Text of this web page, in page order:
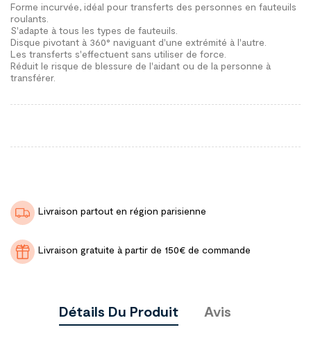
Forme incurvée, idéal pour transferts des personnes en fauteuils
roulants.
S'adapte à tous les types de fauteuils.
Disque pivotant à 360° naviguant d'une extrémité à l'autre.
Les transferts s'effectuent sans utiliser de force.
Réduit le risque de blessure de l'aidant ou de la personne à
transférer.
Livraison partout en région parisienne
Livraison gratuite à partir de 150€ de commande
Détails Du Produit Avis